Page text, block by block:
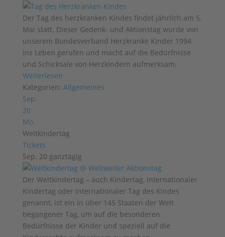
Der Tag des herzkranken Kindes findet jährlich am 5.
Mai statt. Dieser Gedenk- und Aktionstag wurde von
unserem Bundesverband Herzkranke Kinder 1994
ins Leben gerufen und macht auf die Bedürfnisse
und Schicksale von Herzkindern aufmerksam.
Weiterlesen
Kategorien: Allgemeines
Sep.
20
Mo.
Weltkindertag
Tickets
Sep. 20 ganztägig
Der Weltkindertag – auch Kindertag, Internationaler
Kindertag oder Internationaler Tag des Kindes
genannt, ist ein in über 145 Staaten der Welt
begangener Tag, um auf die besonderen
Bedürfnisse der Kinder und speziell auf die